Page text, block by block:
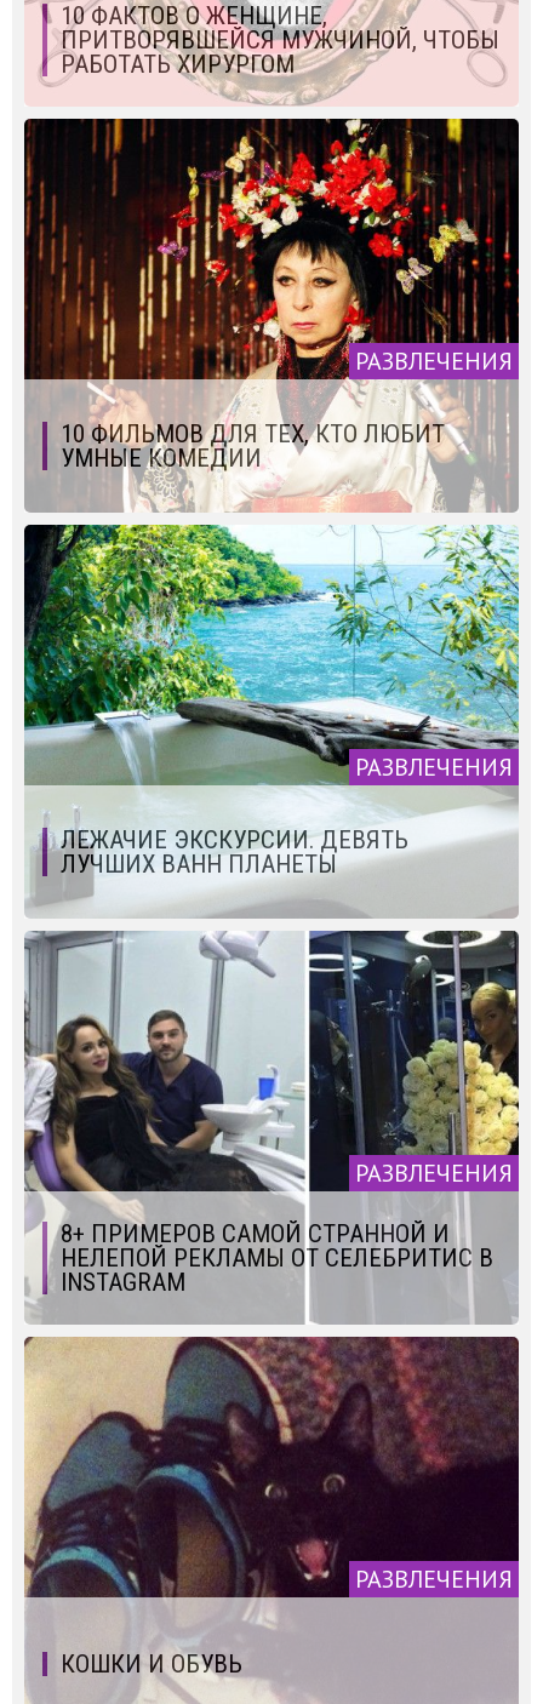
10 ФАКТОВ О ЖЕНЩИНЕ,
ПРИТВОРЯВШЕЙСЯ МУЖЧИНОЙ, ЧТОБЫ
РАБОТАТЬ ХИРУРГОМ
РАЗВЛЕЧЕНИЯ
10 ФИЛЬМОВ ДЛЯ ТЕХ, КТО ЛЮБИТ
УМНЫЕ КОМЕДИИ
РАЗВЛЕЧЕНИЯ
ЛЕЖАЧИЕ ЭКСКУРСИИ. ДЕВЯТЬ
ЛУЧШИХ ВАНН ПЛАНЕТЫ
РАЗВЛЕЧЕНИЯ
8+ ПРИМЕРОВ САМОЙ СТРАННОЙ И
НЕЛЕПОЙ РЕКЛАМЫ ОТ СЕЛЕБРИТИС В
INSTAGRAM
РАЗВЛЕЧЕНИЯ
КОШКИ И ОБУВЬ